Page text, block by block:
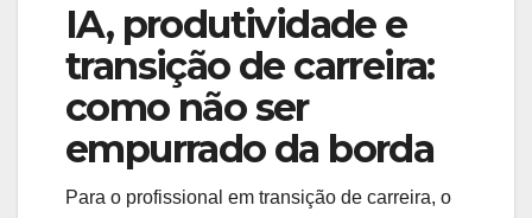
IA, produtividade e
transição de carreira:
como não ser
empurrado da borda
Para o profissional em transição de carreira, o